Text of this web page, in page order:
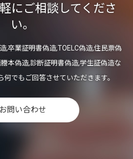
にご相談してくださ
い。
,卒業証明書偽造,TOELC偽造,住民票偽
本偽造,診断証明書偽造,学生証偽造な
何でもご回答させていただきます。
お問い合わせ